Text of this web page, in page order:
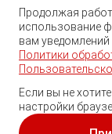
Ростов-на-Дону,
trade@ep-group.ru
©
Продолжая
использование
вам
Политики
Если вы не
настройки